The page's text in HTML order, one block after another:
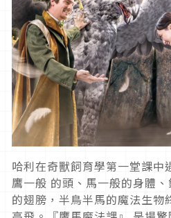
哈利在奇獸飼育學第一堂課中
鷹一般 的頭、馬一般的身體
的翅膀，半鳥半馬的魔法生物